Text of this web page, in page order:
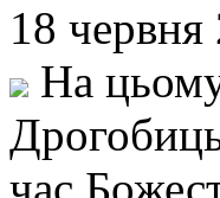
18 червня
На
час